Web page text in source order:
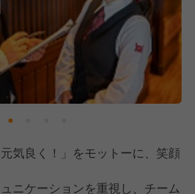
気良く！」をモットーに、笑顔
ニケーションを重視し、チーム